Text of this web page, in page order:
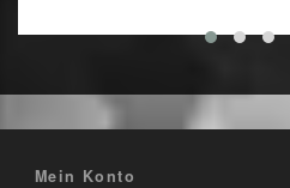
Mein Konto